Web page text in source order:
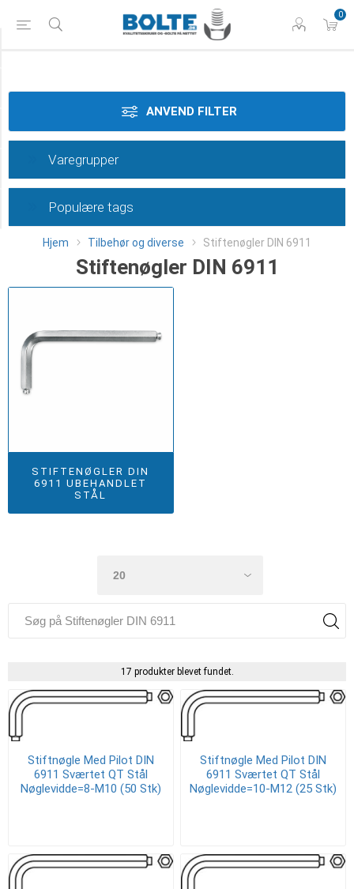
0
Hjem Tilbehør og diverse Stiftenøgler DIN 6911
Stiftenøgler DIN 6911
STIFTENØGLER DIN
6911 UBEHANDLET
STÅL
17 produkter blevet fundet.
Stiftnøgle Med Pilot DIN
6911 Sværtet QT Stål
Nøglevidde=8-M10 (50 Stk)
Stiftnøgle Med Pilot DIN
6911 Sværtet QT Stål
Nøglevidde=10-M12 (25 Stk)
ANVEND FILTER
Overflade
Category
Varegrupper
Populære tags